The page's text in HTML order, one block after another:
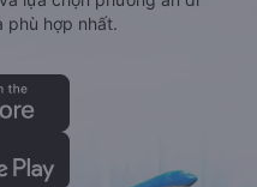
phù hợp nhất.